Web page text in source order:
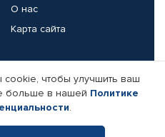
О нас
Карта сайта
Реквизиты компании
чтобы улучшить ваш
больше в нашей Политике
.